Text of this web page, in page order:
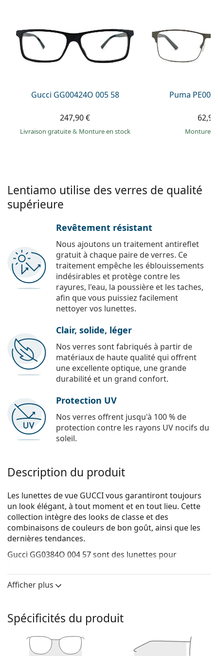
Prada
Toutes les marques
Gucci GG00424O 005 58
247,90 €
Livraison gratuite& Monture en stock
Puma
Monture
Lentiamo utilise des verres de qualité
supérieure
Revêtement résistant
Nous ajoutons un traitement antireflet
gratuit à chaque paire de verres. Ce
traitement empêche les éblouissements
indésirables et protège contre les
rayures, l'eau, la poussière et les taches,
afin que vous puissiez facilement
nettoyer vos lunettes.
Clair, solide, léger
Nos verres sont fabriqués à partir de
matériaux de haute qualité qui offrent
une excellente optique, une grande
durabilité et un grand confort.
Protection UV
Nos verres offrent jusqu'à 100 % de
protection contre les rayons UV nocifs du
soleil.
Description du produit
Les lunettes de vue GUCCI vous garantiront toujours
un look élégant, à tout moment et en tout lieu. Cette
collection intègre des looks de classe et des
combinaisons de couleurs de bon goût, ainsi que les
dernières tendances.
Gucci GG0384O 004 57sont des lunettes pour
Voyez de quoi vous avez l'air avec ces lunettes grâce à
la fonction d'essai virtuel de Lentiamo.
La couleur noire de la monture s'accorde
parfaitement avec tous les teints et des cheveux
blonds clairs, châtains clairs ou noirs.
Afficher plus
Spécificités du produit